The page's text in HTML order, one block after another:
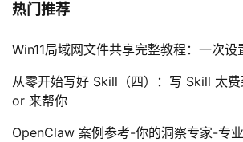
热门推荐
Win11局域网文件共享完整教程：一次设
从零开始写好 Skill（四）：写 Skill 太
or 来帮你
OpenClaw 案例参考-你的洞察专家-专